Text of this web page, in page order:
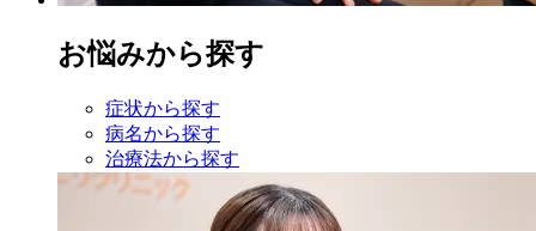
お悩みから探す
症状から探す
病名から探す
治療法から探す